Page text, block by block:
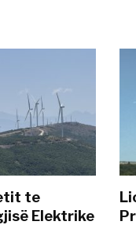
te
Elektrike